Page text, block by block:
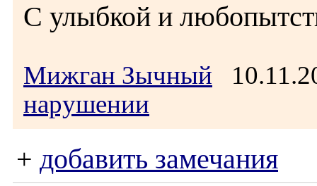
С улыбкой и
Мижган Зычный
нарушении
+ добавить замечания